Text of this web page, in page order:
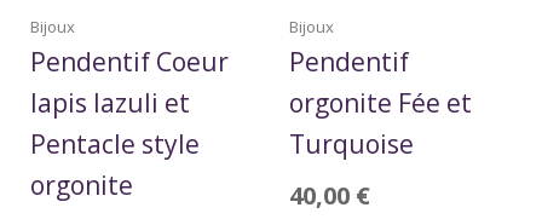
Bijoux
Pendentif Coeur
lapis lazuli et
Pentacle style
orgonite
Bijoux
Pendentif
orgonite Fée et
Turquoise
40,00 €